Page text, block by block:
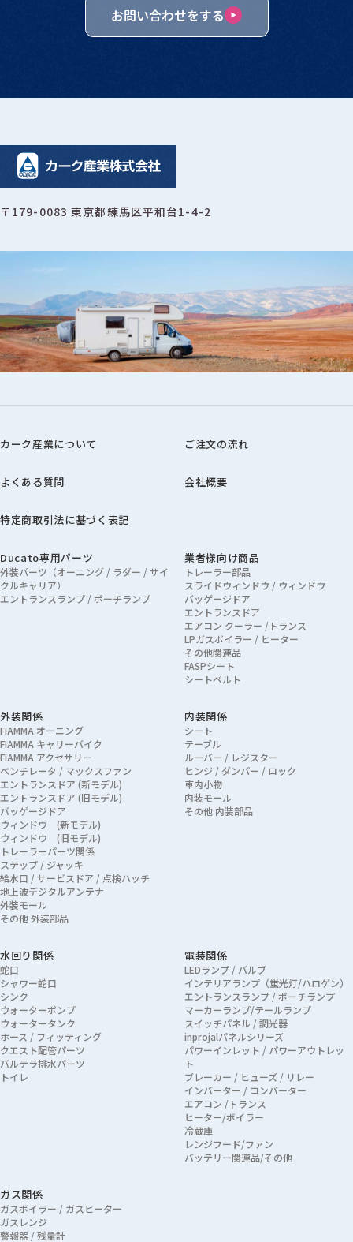
お問い合わせをする
〒179-0083 東京都練馬区平和台1-4-2
カーク産業について ご注文の流れ
よくある質問 会社概要
特定商取引法に基づく表記
Ducato専用パーツ
外装パーツ（オーニング / ラダー / サイ
クルキャリア）
エントランスランプ / ポーチランプ
業者様向け商品
トレーラー部品
スライドウィンドウ / ウィンドウ
バッゲージドア
エントランスドア
エアコン クーラー /トランス
LPガスボイラー / ヒーター
その他関連品
FASPシート
シートベルト
外装関係
FIAMMA オーニング
FIAMMA キャリーバイク
FIAMMA アクセサリー
ベンチレータ / マックスファン
エントランスドア (新モデル)
エントランスドア (旧モデル)
バッゲージドア
ウィンドウ (新モデル)
ウィンドウ (旧モデル)
トレーラーパーツ関係
ステップ / ジャッキ
給水口 / サービスドア / 点検ハッチ
地上波デジタルアンテナ
外装モール
その他 外装部品
内装関係
シート
テーブル
ルーバー / レジスター
ヒンジ / ダンパー / ロック
車内小物
内装モール
その他 内装部品
水回り関係
蛇口
シャワー蛇口
シンク
ウォーターポンプ
ウォータータンク
ホース / フィッティング
クエスト配管パーツ
バルテラ排水パーツ
トイレ
電装関係
LEDランプ / バルブ
インテリアランプ（蛍光灯/ハロゲン）
エントランスランプ / ポーチランプ
マーカーランプ/テールランプ
スイッチパネル / 調光器
inprojalパネルシリーズ
パワーインレット / パワーアウトレッ
ト
ブレーカー / ヒューズ / リレー
インバーター / コンバーター
エアコン /トランス
ヒーター/ボイラー
冷蔵庫
レンジフード/ファン
バッテリー関連品/その他
ガス関係
ガスボイラー / ガスヒーター
ガスレンジ
警報器 / 残量計